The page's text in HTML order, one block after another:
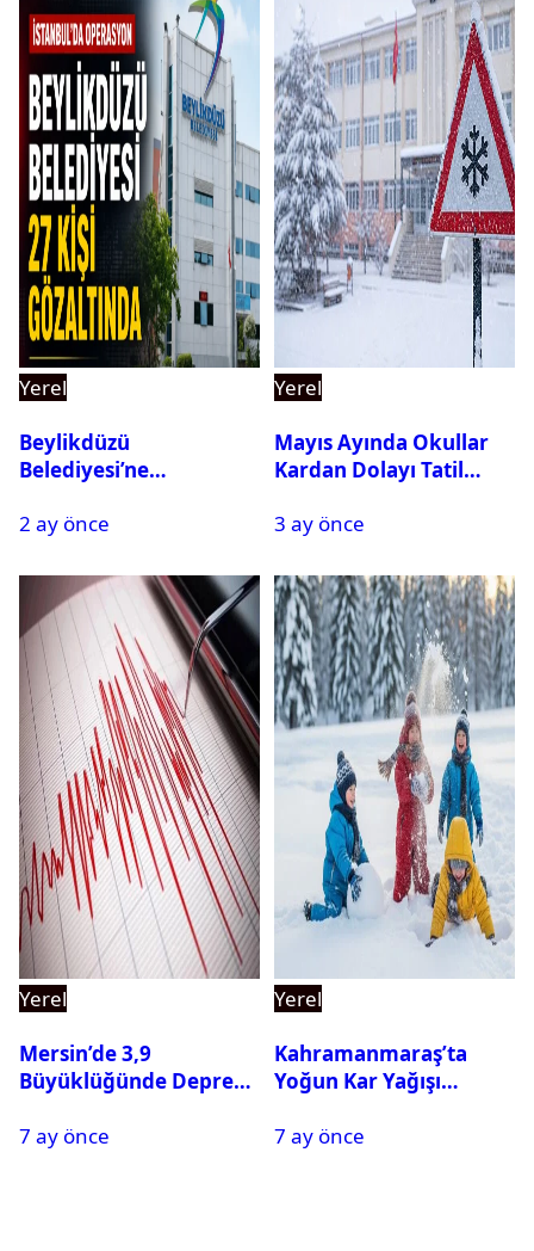
Yerel
Beylikdüzü
Belediyesi’ne
Gözaltına Alındı
2 ay önce
Yerel
Mayıs Ayında Okullar
Kardan Dolayı Tatil
3 ay önce
Yerel
Mersin’de 3,9
Büyüklüğünde Deprem
7 ay önce
Yerel
Kahramanmaraş’ta
Yoğun Kar Yağışı
Tatil
7 ay önce